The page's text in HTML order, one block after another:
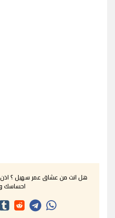
هل انت من عشاق عمر سهيل ؟ اذن
احساسك